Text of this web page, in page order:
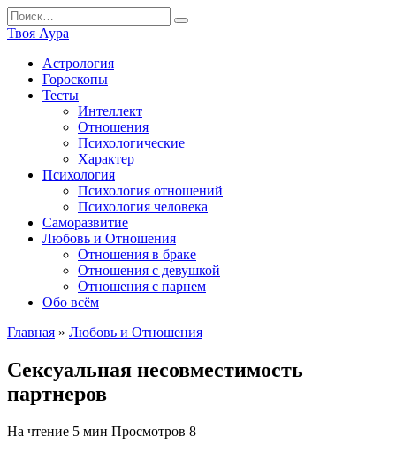
Перейти
к
содержанию
Search
for:
Твоя Аура
Астрология
Гороскопы
Тесты
Интеллект
Отношения
Психологические
Характер
Психология
Психология отношений
Психология человека
Саморазвитие
Любовь и Отношения
Отношения в браке
Отношения с девушкой
Отношения с парнем
Обо всём
Главная » Любовь и Отношения
Сексуальная несовместимость
партнеров
На чтение 5 мин Просмотров 8